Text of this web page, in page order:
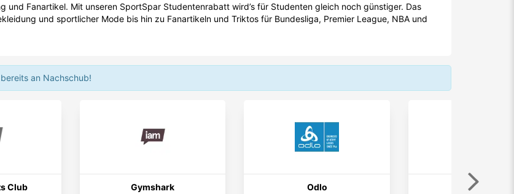
Fanartikel. Mit unseren SportSpar Studentenrabatt wird’s für Studenten gleich noch günstiger. Das
und sportlicher Mode bis hin zu Fanartikeln und Triktos für Bundesliga, Premier League, NBA und
an Nachschub!
Club Gymshark Odlo COMSPOT